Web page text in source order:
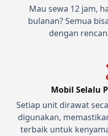
Mau sewa 12 jam,
bulanan? Semua
dengan
Mobil Selalu
Setiap unit dirawat
digunakan,
terbaik untuk